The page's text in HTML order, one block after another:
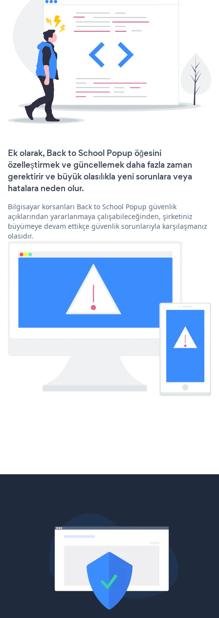
Ek olarak, Back to School Popup öğesini
özelleştirmek ve güncellemek daha fazla zaman
gerektirir ve büyük olasılıkla yeni sorunlara veya
hatalara neden olur.
Bilgisayar korsanları Back to School Popup güvenlik
açıklarından yararlanmaya çalışabileceğinden, şirketiniz
büyümeye devam ettikçe güvenlik sorunlarıyla karşılaşmanız
olasıdır.